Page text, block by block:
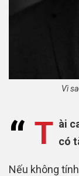
Vì
“ T ài
có
Nếu không